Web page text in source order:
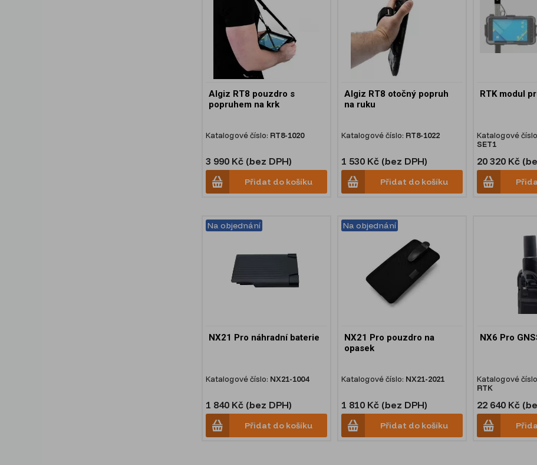
Algiz RT8 pouzdro s
popruhem na krk
Katalogové číslo: RT8-1020
3 990 Kč (bez DPH)
Přidat do košíku
Algiz RT8 otočný popruh
na ruku
Katalogové číslo: RT8-1022
1 530 Kč (bez DPH)
Přidat do košíku
RTK modul
Katalogové
SET1
20 320 Kč
Na objednání
NX21 Pro náhradní baterie
Katalogové číslo: NX21-1004
1 840 Kč (bez DPH)
Přidat do košíku
Na objednání
NX21 Pro pouzdro na
opasek
Katalogové číslo: NX21-2021
1 810 Kč (bez DPH)
Přidat do košíku
NX6 Pro
Katalogové
RTK
22 640 Kč